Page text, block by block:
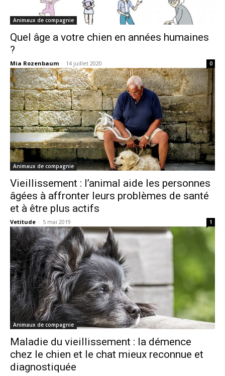
Animaux de compagnie
Quel âge a votre chien en années humaines
?
Mia Rozenbaum - 14 juillet 2020 0
Animaux de compagnie
Vieillissement : l’animal aide les personnes
âgées à affronter leurs problèmes de santé
et à être plus actifs
Vetitude - 5 mai 2019 1
Animaux de compagnie
Maladie du vieillissement : la démence
chez le chien et le chat mieux reconnue et
diagnostiquée